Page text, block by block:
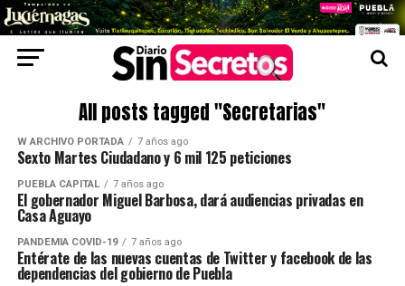
All posts tagged "Secretarias"
W ARCHIVO PORTADA 7 años ago
Sexto Martes Ciudadano y 6 mil 125 peticiones
PUEBLA CAPITAL 7 años ago
El gobernador Miguel Barbosa, dará audiencias privadas en
Casa Aguayo
PANDEMIA COVID-19 7 años ago
Entérate de las nuevas cuentas de Twitter y facebook de las
dependencias del gobierno de Puebla